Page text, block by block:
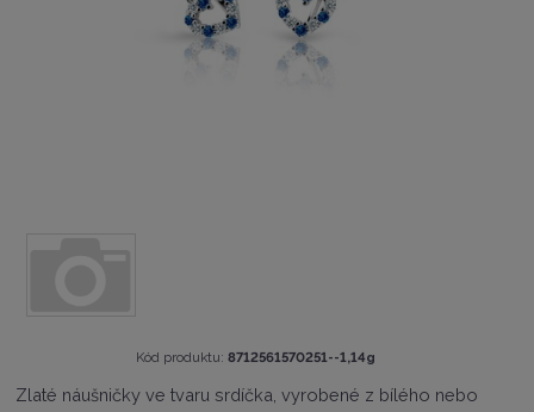
Kód produktu:8712561570251--1,14g
d
Zlaté náušničky ve tvaru srdíčka, vyrobené z bílého nebo